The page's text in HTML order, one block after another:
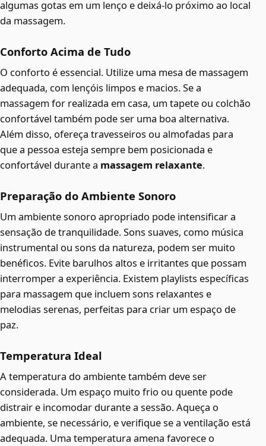
algumas gotas em um lenço e deixá-lo próximo ao local
da massagem.
Conforto Acima de Tudo
O conforto é essencial. Utilize uma mesa de massagem
adequada, com lençóis limpos e macios. Se a
massagem for realizada em casa, um tapete ou colchão
confortável também pode ser uma boa alternativa.
Além disso, ofereça travesseiros ou almofadas para
que a pessoa esteja sempre bem posicionada e
confortável durante a massagem relaxante.
Preparação do Ambiente Sonoro
Um ambiente sonoro apropriado pode intensificar a
sensação de tranquilidade. Sons suaves, como música
instrumental ou sons da natureza, podem ser muito
benéficos. Evite barulhos altos e irritantes que possam
interromper a experiência. Existem playlists específicas
para massagem que incluem sons relaxantes e
melodias serenas, perfeitas para criar um espaço de
paz.
Temperatura Ideal
A temperatura do ambiente também deve ser
considerada. Um espaço muito frio ou quente pode
distrair e incomodar durante a sessão. Aqueça o
ambiente, se necessário, e verifique se a ventilação está
adequada. Uma temperatura amena favorece o